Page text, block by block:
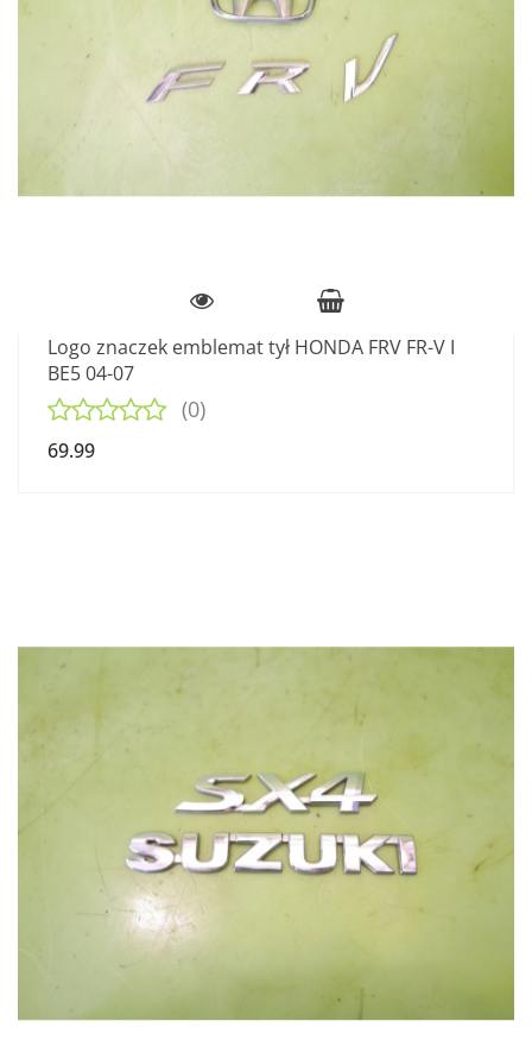
Logo znaczek emblemat tył HONDA FRV FR-V I
BE5 04-07
(0)
69.99